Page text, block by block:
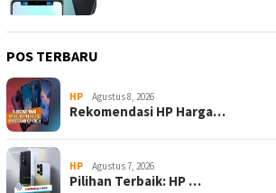
POS TERBARU
HP Agustus 8, 2026
Rekomendasi HP Harga…
HP Agustus 7, 2026
Pilihan Terbaik: HP …